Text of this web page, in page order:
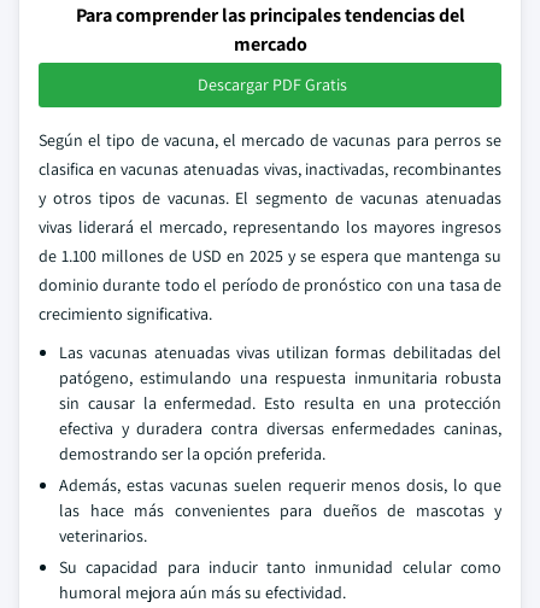
Para comprender las principales tendencias del
mercado
Descargar PDF Gratis
Según el tipo de vacuna, el mercado de vacunas para perros se
clasifica en vacunas atenuadas vivas, inactivadas, recombinantes
y otros tipos de vacunas. El segmento de vacunas atenuadas
vivas liderará el mercado, representando los mayores ingresos
de 1.100 millones de USD en 2025 y se espera que mantenga su
dominio durante todo el período de pronóstico con una tasa de
crecimiento significativa.
Las vacunas atenuadas vivas utilizan formas debilitadas del
patógeno, estimulando una respuesta inmunitaria robusta
sin causar la enfermedad. Esto resulta en una protección
efectiva y duradera contra diversas enfermedades caninas,
demostrando ser la opción preferida.
Además, estas vacunas suelen requerir menos dosis, lo que
las hace más convenientes para dueños de mascotas y
veterinarios.
Su capacidad para inducir tanto inmunidad celular como
humoral mejora aún más su efectividad.